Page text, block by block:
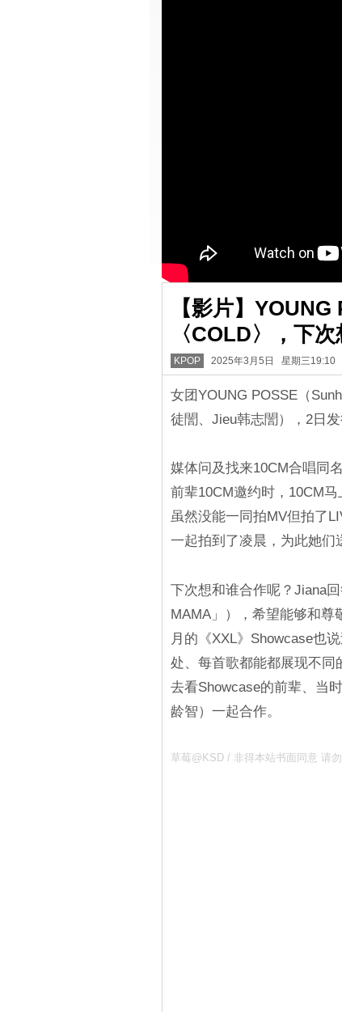
【影片】
〈COLD〉，下
KPOP 2025年3月5日 星期三19:10
女团YOUNG POSSE（
徒誾、Jieu韩志誾），2日
媒体问及找来10CM合唱同
前辈10CM邀约时，10CM
虽然没能一同拍MV但拍了
一起拍到了凌晨，为此她们
下次想和谁合作呢？Jiana
MAMA」），希望能够和尊
月的《XXL》Showcase也
处、每首歌都能都展现不同
去看Showcase的前辈、当
龄智）一起合作。
草莓@KSD / 非得本站书面同意 请